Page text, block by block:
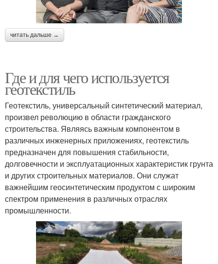
читать дальше →
Где и для чего используется
геотекстиль
Геотекстиль, универсальный синтетический материал,
произвел революцию в области гражданского
строительства. Являясь важным компонентом в
различных инженерных приложениях, геотекстиль
предназначен для повышения стабильности,
долговечности и эксплуатационных характеристик грунта
и других строительных материалов. Они служат
важнейшим геосинтетическим продуктом с широким
спектром применения в различных отраслях
промышленности.